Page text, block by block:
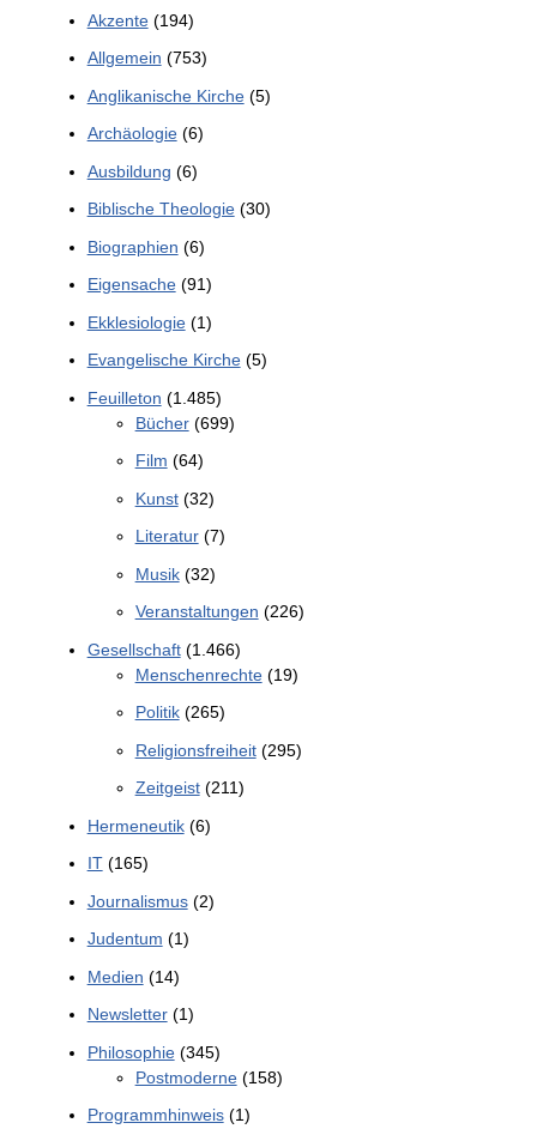
Akzente(194)
Allgemein (753)
Anglikanische Kirche(5)
Archäologie(6)
Ausbildung (6)
Biblische Theologie(30)
Biographien (6)
Eigensache(91)
Ekklesiologie(1)
Evangelische Kirche(5)
Feuilleton (1.485)
Bücher(699)
Film (64)
Kunst(32)
Literatur(7)
Musik(32)
Veranstaltungen (226)
Gesellschaft(1.466)
Menschenrechte(19)
Politik(265)
Religionsfreiheit(295)
Zeitgeist(211)
Hermeneutik(6)
IT(165)
Journalismus(2)
Judentum (1)
Medien (14)
Newsletter(1)
Philosophie(345)
Postmoderne(158)
Programmhinweis(1)